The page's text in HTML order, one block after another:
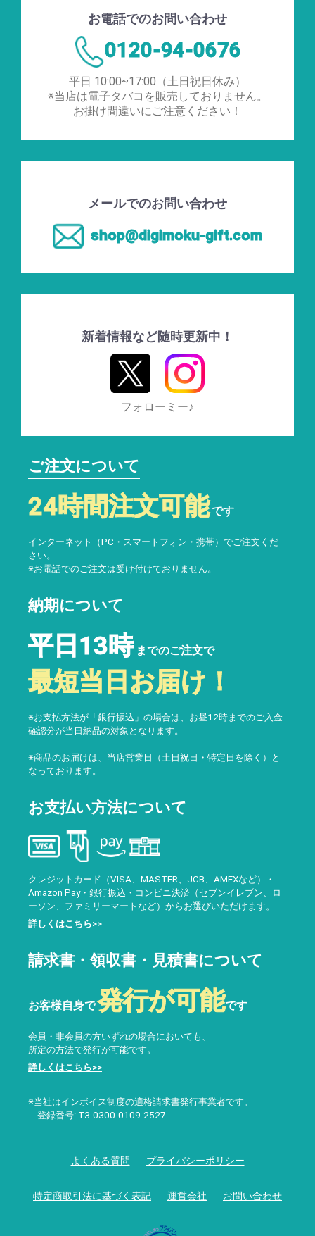
お電話でのお問い合わせ
0120-94-0676
平日 10:00~17:00（土日祝日休み）
※当店は電子タバコを販売しておりません。
お掛け間違いにご注意ください！
メールでのお問い合わせ
shop@digimoku-gift.com
新着情報など随時更新中！
フォローミー♪
ご注文について
24時間注文可能です
インターネット（PC・スマートフォン・携帯）でご注文くだ
さい。
※お電話でのご注文は受け付けておりません。
納期について
平日13時 までのご注文で
最短当日お届け！
※お支払方法が「銀行振込」の場合は、お昼12時までのご入金
確認分が当日納品の対象となります。
※商品のお届けは、当店営業日（土日祝日・特定日を除く）と
なっております。
お支払い方法について
クレジットカード（VISA、MASTER、JCB、AMEXなど）・
Amazon Pay・銀行振込・コンビニ決済（セブンイレブン、ロ
ーソン、ファミリーマートなど）からお選びいただけます。
詳しくはこちら>>
請求書・領収書・見積書について
お客様自身で発行が可能です
会員・非会員の方いずれの場合においても、
所定の方法で発行が可能です。
詳しくはこちら>>
※当社はインボイス制度の適格請求書発行事業者です。
登録番号: T3-0300-0109-2527
よくある質問 プライバシーポリシー
特定商取引法に基づく表記 運営会社 お問い合わせ